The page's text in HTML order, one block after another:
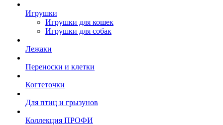
Игрушки
Игрушки для кошек
Игрушки для собак
Лежаки
Переноски и клетки
Когтеточки
Для птиц и грызунов
Коллекция ПРОФИ